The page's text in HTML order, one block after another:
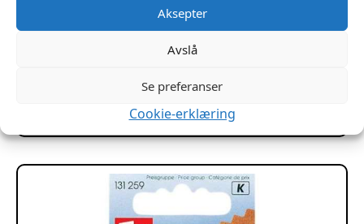
Aksepter
Avslå
Se preferanser
Cookie-erklæring
Legg I Handlekurv